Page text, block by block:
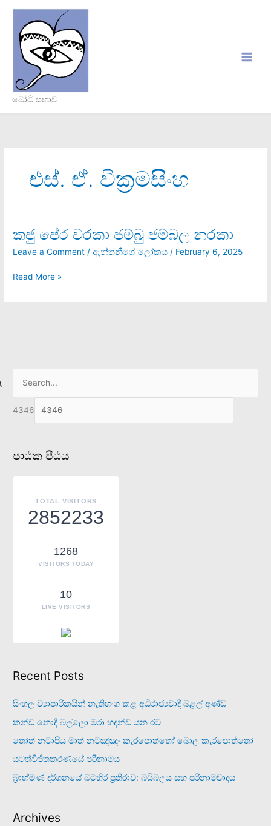
content
බෝධි සභාව
එස්. ඒ. වික්‍රමසිංහ
කජු පේර වරකා ජම්බු ජම්බල නරකා
Leave a Comment /ඇන්තනීගේ ලෝකය / February 6, 2025
කජු
පේර
වරකා
ජම්බල
Read More »
4346
පාඨක පීඨය
TOTAL VISITORS
2852233
1268
VISITORS TODAY
10
LIVE VISITORS
Recent Posts
සිංහල ව්‍යාපාරිකයින් නැතිභංග කළ අධිරාජ්‍යවාදී බළල් අණ්ඩ
කන්ඩ නොදී බල්ලො මරා හදන්ඩ යන රට
තෝත් නටාපිය මාත් නටඤ්ඤං කැරපොත්තෝ බොල කැරපොත්තෝ
යටත්විජිතකරණයේ පරිනාමය
බ්‍රාහ්මණ දර්ශනයේ බටහිර ප්‍රතිරාව: බයිබලය සහ පරිනාමවාදය
Archives